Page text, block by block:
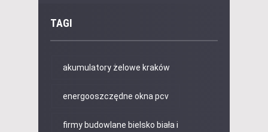
TAGI
akumulatory żelowe kraków
energooszczędne okna pcv
firmy budowlane bielsko biała i